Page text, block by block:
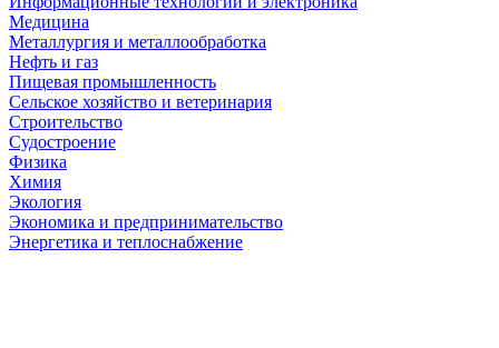
Медицина
Металлургия и металлообработка
Нефть и газ
Пищевая промышленность
Сельское хозяйство и ветеринария
Строительство
Судостроение
Физика
Химия
Экология
Экономика и предпринимательство
Энергетика и теплоснабжение